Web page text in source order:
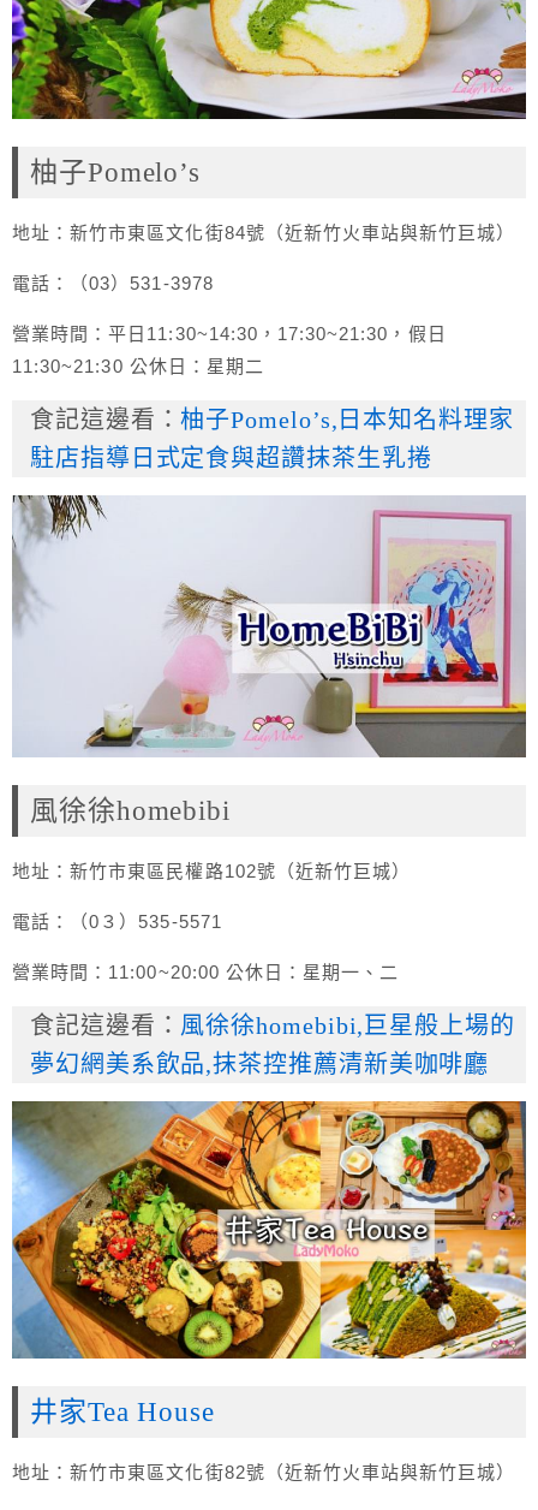
柚子Pomelo’s
地址：新竹市東區文化街84號（近新竹火車站與新竹巨城）
電話：（03）531-3978
營業時間：平日11:30~14:30，17:30~21:30，假日
11:30~21:30 公休日：星期二
食記這邊看：柚子Pomelo’s,日本知名料理家
駐店指導日式定食與超讚抹茶生乳捲
風徐徐homebibi
地址：新竹市東區民權路102號（近新竹巨城）
電話：（0３）535-5571
營業時間：11:00~20:00 公休日：星期一、二
食記這邊看： 風徐徐homebibi,巨星般上場的
夢幻網美系飲品,抹茶控推薦清新美咖啡廳
井家Tea House
地址：新竹市東區文化街82號（近新竹火車站與新竹巨城）